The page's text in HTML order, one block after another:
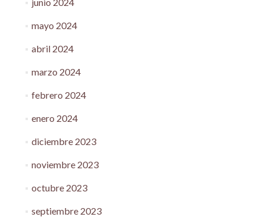
mayo 2024
abril 2024
marzo 2024
febrero 2024
enero 2024
diciembre 2023
noviembre 2023
octubre 2023
septiembre 2023